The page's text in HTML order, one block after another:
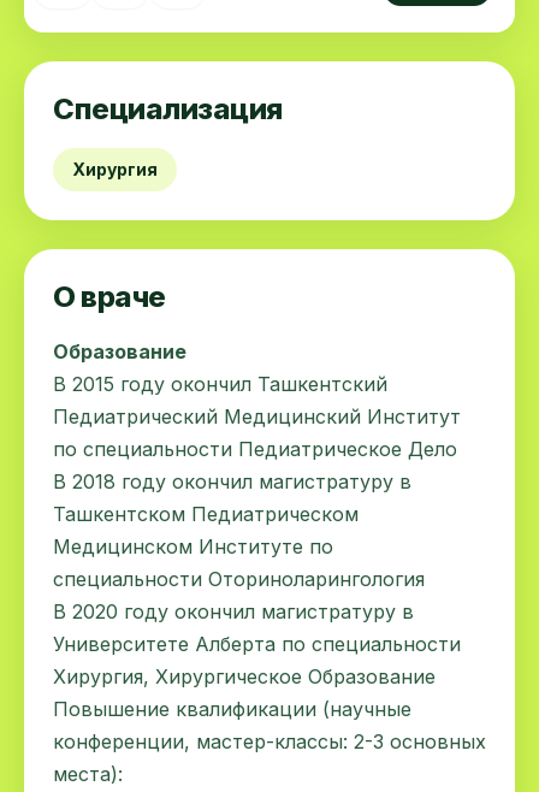
Специализация
Хирургия
О враче
Образование
В 2015 году окончил Ташкентский
Педиатрический Медицинский Институт
по специальности Педиатрическое Дело
В 2018 году окончил магистратуру в
Ташкентском Педиатрическом
Медицинском Институте по
специальности Оториноларингология
В 2020 году окончил магистратуру в
Университете Алберта по специальности
Хирургия, Хирургическое Образование
Повышение квалификации (научные
конференции, мастер-классы: 2-3 основных
места):